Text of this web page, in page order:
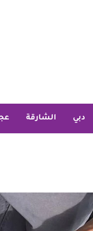
دبي الشارقة